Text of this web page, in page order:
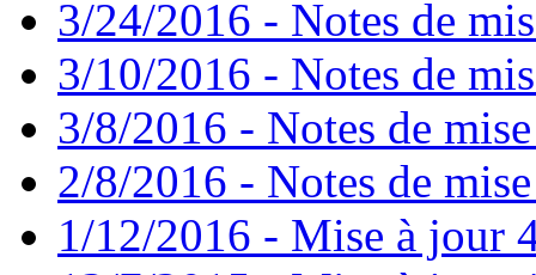
3/24/2016 - Notes de
3/10/2016 - Notes de
3/8/2016 - Notes de
2/8/2016 - Notes de
1/12/2016 - Mise à jour